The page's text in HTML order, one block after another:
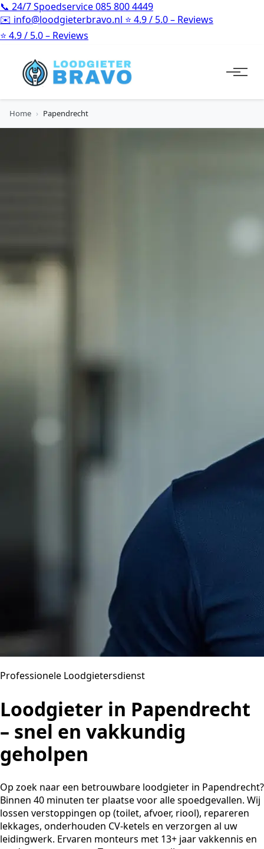
📞 24/7 Spoedservice085 800 4449
✉️ info@loodgieterbravo.nl ⭐ 4.9 / 5.0 – Reviews
⭐ 4.9 / 5.0 – Reviews
Home › Papendrecht
Professionele Loodgietersdienst
Loodgieter in Papendrecht
– snel en vakkundig
geholpen
Op zoek naar een betrouwbare loodgieter in Papendrecht?
Binnen 40 minuten ter plaatse voor alle spoedgevallen. Wij
lossen verstoppingen op (toilet, afvoer, riool), repareren
lekkages, onderhouden CV-ketels en verzorgen al uw
leidingwerk. Ervaren monteurs met 13+ jaar vakkennis en